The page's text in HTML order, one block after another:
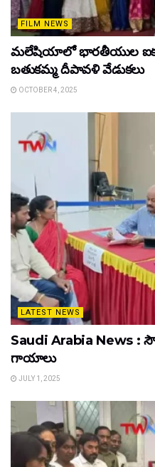
FILM NEWS
మలేషియాలో భారతీయుల
బతుకమ్మ దీపావళి వేడుకలు
OCTOBER 4, 2025
LATEST NEWS
Saudi Arabia News :
గాయాలు
JULY 1, 2025